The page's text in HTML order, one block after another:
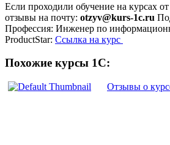
Если проходили обучение на курсах
отзывы на почту: otzyv@kurs-1c.ru
Профессия: Инженер по
ProductStar: Ссылка на курс
Похожие курсы 1С:
Отзывы о